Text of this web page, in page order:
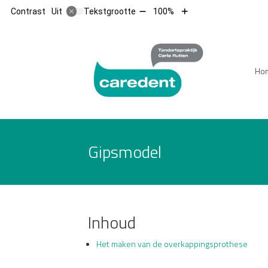
Contrast Uit Tekstgrootte Tekst
10%
100%
Tekst
10%
Gipsmodel
Inhoud
Het maken van de overkappingsprothese